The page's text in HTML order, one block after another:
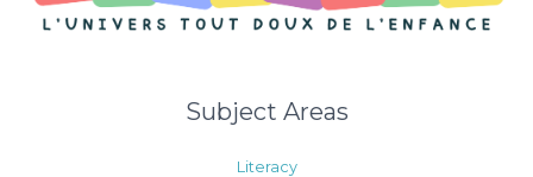
Subject Areas
Literacy